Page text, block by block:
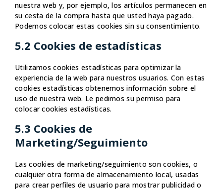
nuestra web y, por ejemplo, los artículos permanecen en
su cesta de la compra hasta que usted haya pagado.
Podemos colocar estas cookies sin su consentimiento.
5.2 Cookies de estadísticas
Utilizamos cookies estadísticas para optimizar la
experiencia de la web para nuestros usuarios. Con estas
cookies estadísticas obtenemos información sobre el
uso de nuestra web. Le pedimos su permiso para
colocar cookies estadísticas.
5.3 Cookies de
Marketing/Seguimiento
Las cookies de marketing/seguimiento son cookies, o
cualquier otra forma de almacenamiento local, usadas
para crear perfiles de usuario para mostrar publicidad o